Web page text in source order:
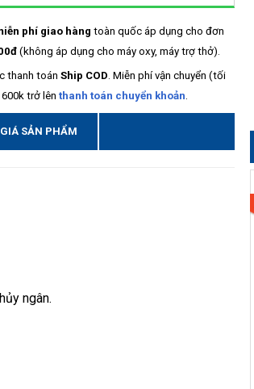
phí giao hàng toàn quốc áp dụng cho đơn
(không áp dụng cho máy oxy, máy trợ thở).
thanh toánShip COD . Miễn phí vận chuyển (tối
600k trở lênthanh toán chuyển khoản
SẢN PHẨM
ngân.